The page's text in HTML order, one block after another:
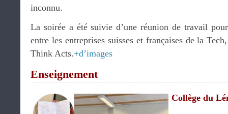
inconnu.
La soirée a été suivie d’une réunion de travail
entre les entreprises suisses et françaises de la
Think Acts.+d’images
Enseignement
Collège du